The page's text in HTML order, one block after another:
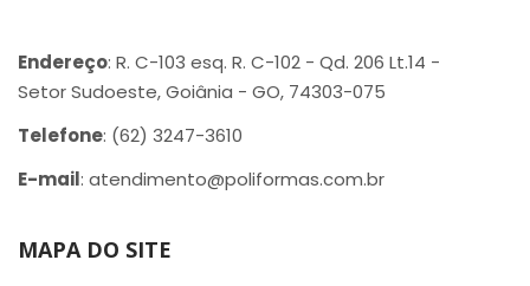
Endereço: R. C-103 esq. R. C-102 - Qd. 206 Lt.14 -
Setor Sudoeste, Goiânia - GO, 74303-075
Telefone: (62) 3247-3610
E-mail: atendimento@poliformas.com.br
MAPA DO SITE